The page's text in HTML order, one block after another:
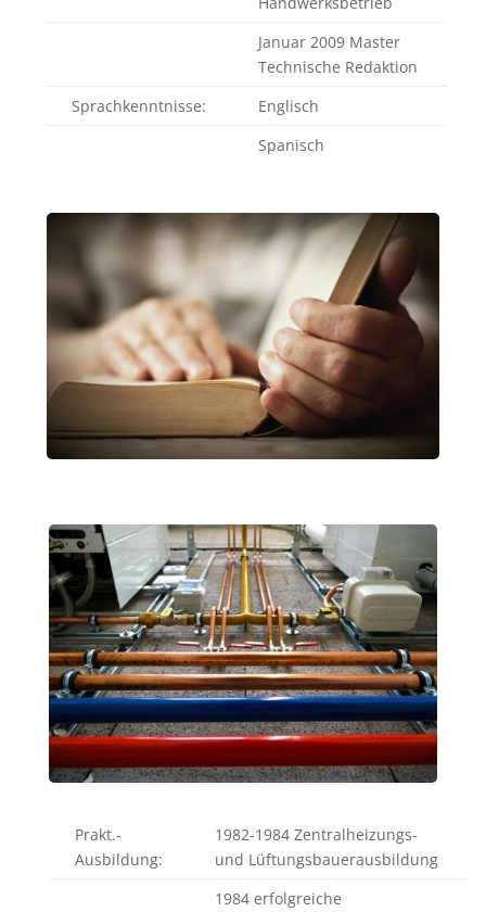
Januar 2009 Master
Technische Redaktion
Sprachkenntnisse:
Englisch
Spanisch
Prakt.-
Ausbildung:
1982-1984 Zentralheizungs-
und Lüftungsbauerausbildung
1984 erfolgreiche